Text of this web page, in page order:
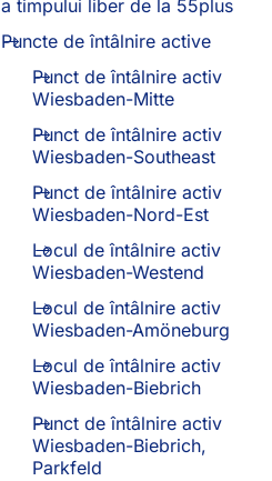
a timpului liber de la 55plus
Puncte de întâlnire active
Punct de întâlnire activ
Wiesbaden-Mitte
Punct de întâlnire activ
Wiesbaden-Southeast
Punct de întâlnire activ
Wiesbaden-Nord-Est
Locul de întâlnire activ
Wiesbaden-Westend
Locul de întâlnire activ
Wiesbaden-Amöneburg
Locul de întâlnire activ
Wiesbaden-Biebrich
Punct de întâlnire activ
Wiesbaden-Biebrich,
Parkfeld